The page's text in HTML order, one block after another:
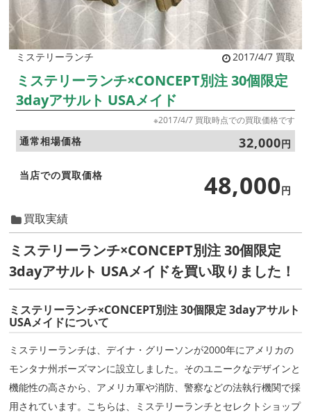
ミステリーランチ 2017/4/7 買取
ミステリーランチ×CONCEPT別注 30個限定
3dayアサルト USAメイド
※2017/4/7 買取時点での買取価格です
通常相場価格 32,000円
当店での買取価格 48,000円
買取実績
ミステリーランチ×CONCEPT別注 30個限定
3dayアサルト USAメイドを買い取りました！
ミステリーランチ×CONCEPT別注 30個限定 3dayアサルト
USAメイドについて
ミステリーランチは、デイナ・グリーソンが2000年にアメリカの
モンタナ州ボーズマンに設立しました。そのユニークなデザインと
機能性の高さから、アメリカ軍や消防、警察などの法執行機関で採
用されています。こちらは、ミステリーランチとセレクトショップ